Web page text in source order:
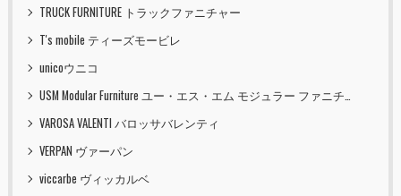
TRUCK FURNITURE トラックファニチャー
T's mobile ティーズモービレ
unicoウニコ
USM Modular Furniture ユー・エス・エム モジュラー ファニチャー
VAROSA VALENTI バロッサバレンティ
VERPAN ヴァーパン
viccarbe ヴィッカルベ